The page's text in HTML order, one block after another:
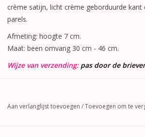
crème satijn, licht crème geborduurde
parels.
Afmeting: hoogte 7 cm.
Maat: been omvang 30 cm - 46 cm.
Wijze van verzending: pas door de
Aan verlanglijst toevoegen /Toevoegen om te